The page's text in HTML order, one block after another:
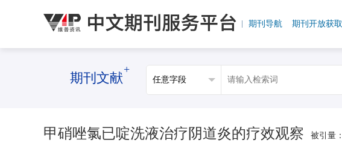
期刊导航 期刊开放获取
期刊文献
+
甲硝唑氯已啶洗液治疗阴道炎的疗效观察 被引量：